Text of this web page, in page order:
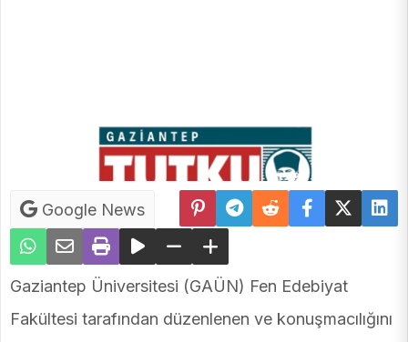
Google News
Gaziantep Üniversitesi (GAÜN) Fen Edebiyat
Fakültesi tarafından düzenlenen ve konuşmacılığını